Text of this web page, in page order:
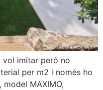
vol imitar però no
per m2 i només ho
MAXIMO,